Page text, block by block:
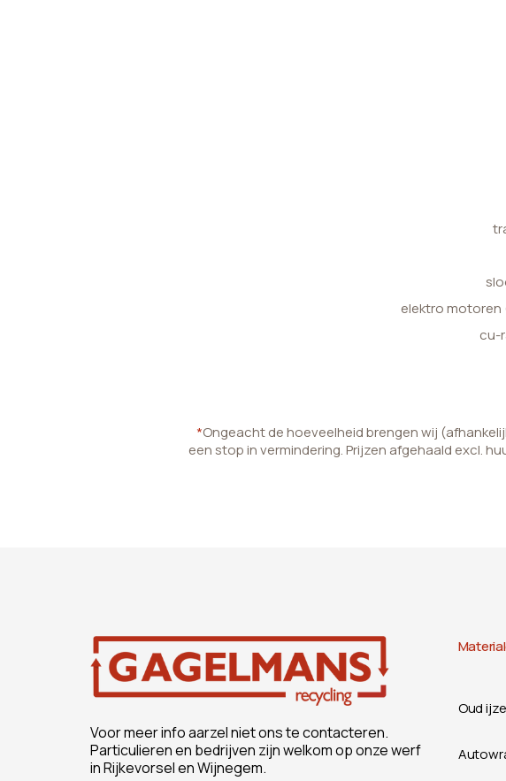
elektro motoren
cu-
*Ongeacht de hoeveelheid brengen wij
een stop in vermindering. Prijzen afgehaald excl.
Voor meer info aarzel niet ons te contacteren.
Particulieren en bedrijven zijn welkom op onze werf
in Rijkevorsel en Wijnegem.
Oud